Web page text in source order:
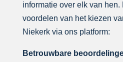
informatie over elk van
voordelen van het kiezen
Niekerk via ons platform:
Betrouwbare